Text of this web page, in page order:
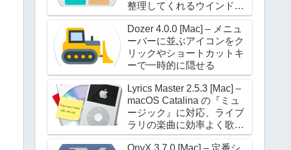
整理してくれるウインドウ
マネージャー
Dozer 4.0.0 [Mac] – メニュ
ーバーに並ぶアイコンをク
リックやショートカットキ
ーで一時的に隠せる
Lyrics Master 2.5.3 [Mac] –
macOS Catalina の『ミュ
ージック』に対応、ライブ
ラリの楽曲に効率よく歌詞
を設定できる